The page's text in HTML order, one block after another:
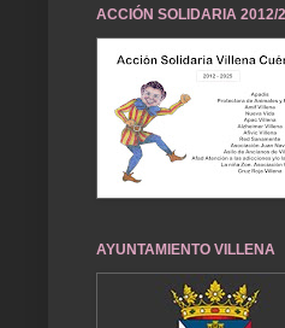
ACCIÓN SOLIDARIA 2012/
AYUNTAMIENTO VILLENA